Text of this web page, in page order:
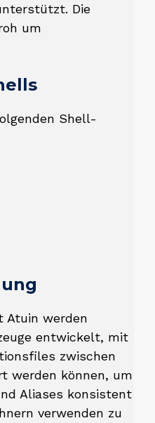
Die
um
Shell-
Atuin werden
entwickelt, mit
zwischen
werden können, um
Aliases konsistent
verwenden zu